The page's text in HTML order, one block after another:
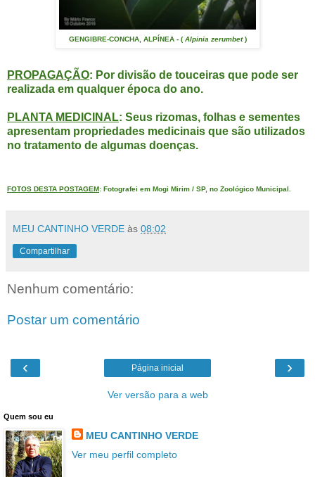
GENGIBRE-CONCHA, ALPÍNEA - (Alpinia zerumbet)
PROPAGAÇÃO: Por divisão de touceiras que pode ser
realizada em qualquer época do ano.
PLANTA MEDICINAL: Seus rizomas, folhas e sementes
apresentam propriedades medicinais que são utilizados
no tratamento de algumas doenças.
FOTOS DESTA POSTAGEM: Fotografei em Mogi Mirim / SP, no Zoológico Municipal.
MEU CANTINHO VERDE às 08:02
Compartilhar
Nenhum comentário:
Postar um comentário
‹ ›
Página inicial
Ver versão para a web
Quem sou eu
MEU CANTINHO VERDE
Ver meu perfil completo